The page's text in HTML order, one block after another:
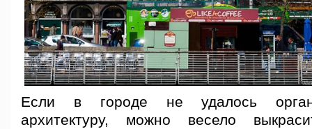
Если в городе не удалось
архитектуру, можно весело